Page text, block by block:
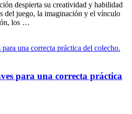
despierta su creatividad y habilidad
del juego, la imaginación y el vínculo
los …
para una correcta práctica